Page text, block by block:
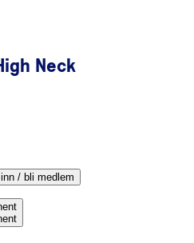
Neck
inn / bli medlem